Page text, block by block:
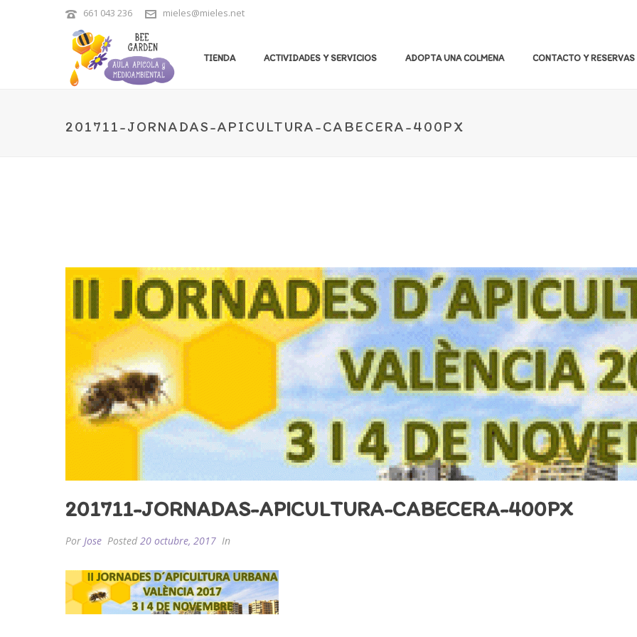
661 043 236 mieles@mieles.net
TIENDA ACTIVIDADES Y SERVICIOS ADOPTA UNA COLMENA CONTACTO Y RESERVAS
201711-JORNADAS-APICULTURA-CABECERA-400PX
201711-JORNADAS-APICULTURA-CABECERA-400PX
Por Jose Posted 20 octubre, 2017 In